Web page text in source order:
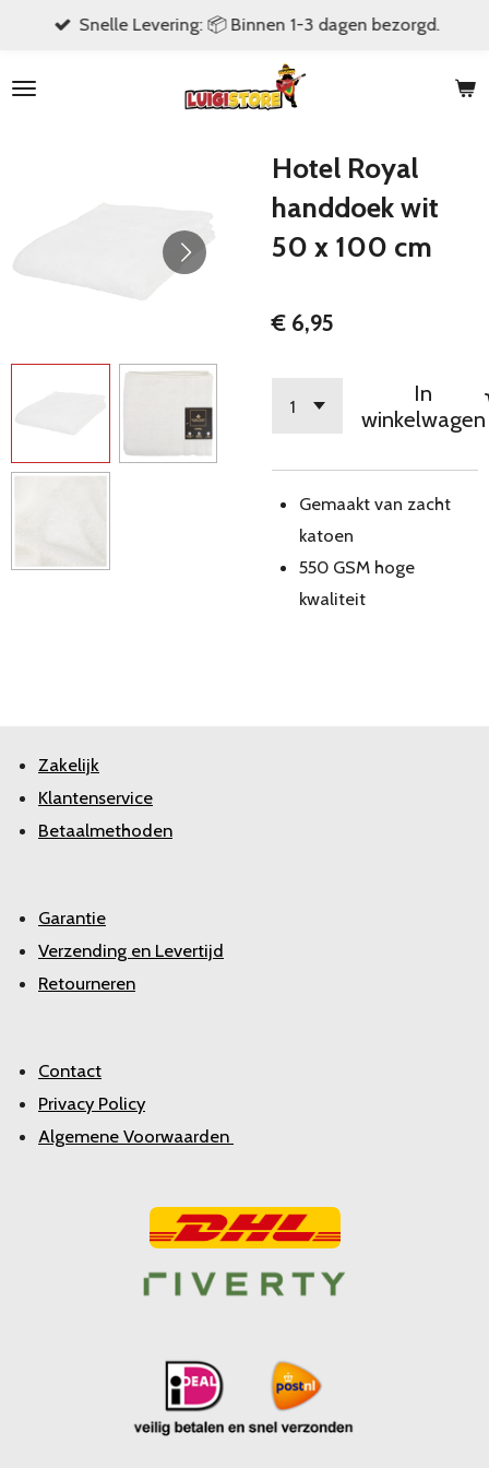
naar
Snelle Levering: 📦 Binnen 1-3 dagen bezorgd.
Hotel Royal
handdoek wit
50 x 100 cm
€ 6,95
In
winkelwagen
Gemaakt van zacht
katoen
550 GSM hoge
kwaliteit
Zakelijk
Klantenservice
Betaalmethoden
Garantie
Verzending en Levertijd
Retourneren
Contact
Privacy Policy
Algemene Voorwaarden